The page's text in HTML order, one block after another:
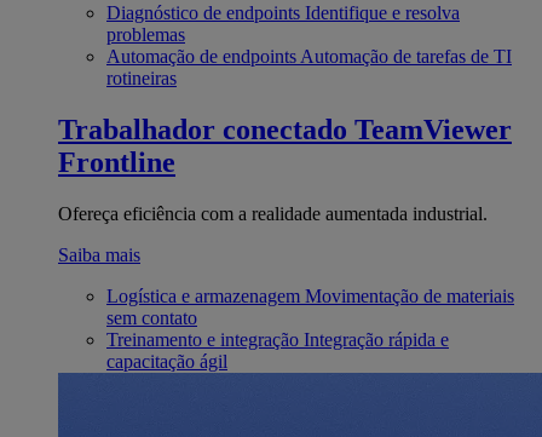
Diagnóstico de endpoints Identifique e resolva
problemas
Automação de endpoints Automação de tarefas de TI
rotineiras
Trabalhador conectado TeamViewer
Frontline
Ofereça eficiência com a realidade aumentada industrial.
Saiba mais
Logística e armazenagem Movimentação de materiais
sem contato
Treinamento e integração Integração rápida e
capacitação ágil